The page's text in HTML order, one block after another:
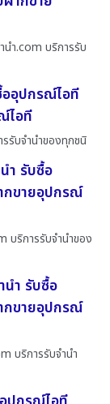
นํา.com บริการรับ
ออุปกรณ์ไอที
ไอที
รับจำนำของทุกชนิ
ำ รับซื้อ
กขายอุปกรณ์
บริการรับจำนำของ
นำ รับซื้อ
กขายอุปกรณ์
บริการรับจำนำ